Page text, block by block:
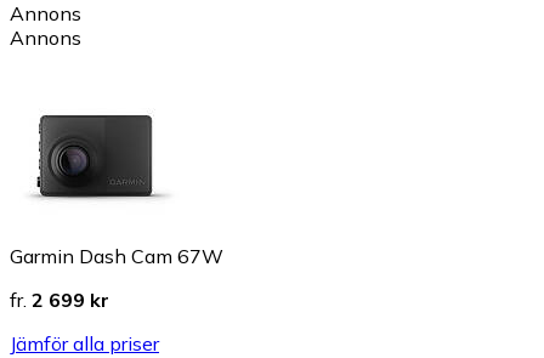
Annons
Annons
Garmin Dash Cam 67W
fr. 2 699 kr
Jämför alla priser